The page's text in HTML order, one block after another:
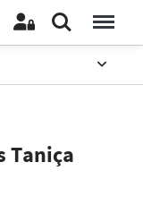
Taniça